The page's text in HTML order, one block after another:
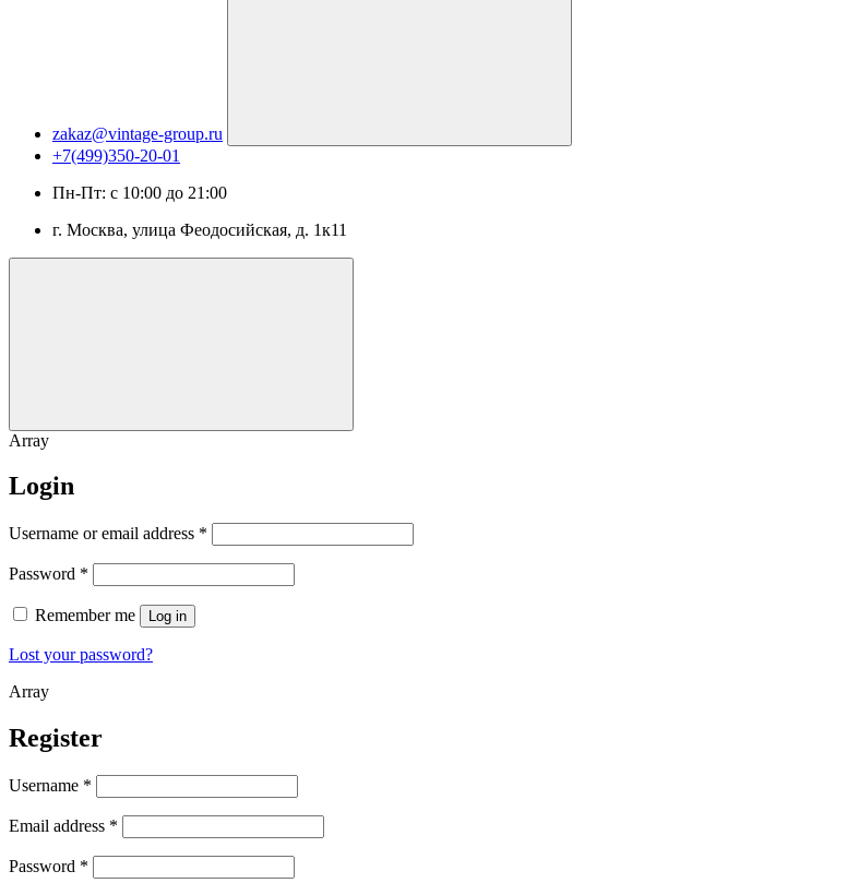
zakaz@vintage-group.ru
+7(499)350-20-01
Пн-Пт: с 10:00 до 21:00
г. Москва, ​улица Феодосийская, д. 1к11
Array
Login
Username or email address *
Password *
Remember me Log in
Lost your password?
Array
Register
Username *
Email address *
Password *